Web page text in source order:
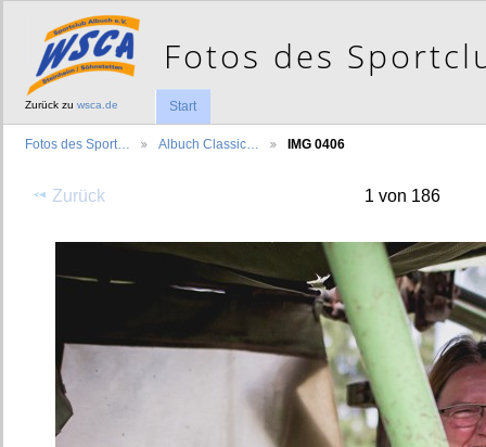
Zurück zu wsca.de Start
Fotos des Sport… Albuch Classic… IMG 0406
Zurück 1 von 186